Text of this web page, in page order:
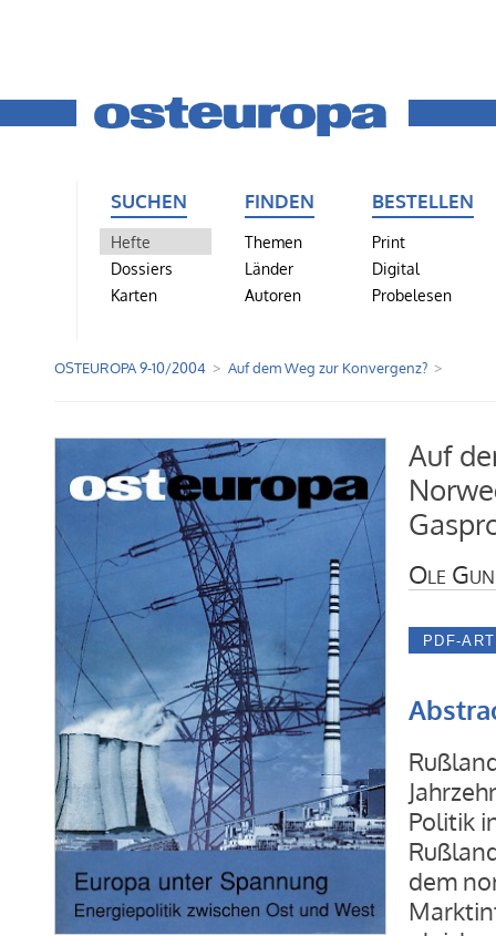
SUCHEN
Hefte
Dossiers
Karten
FINDEN
Themen
Länder
Autoren
BESTELLEN
Print
Digital
Probelesen
OSTEUROPA 9-10/2004 Auf dem Weg zur Konvergenz?
Auf
Ole
Politik
dem